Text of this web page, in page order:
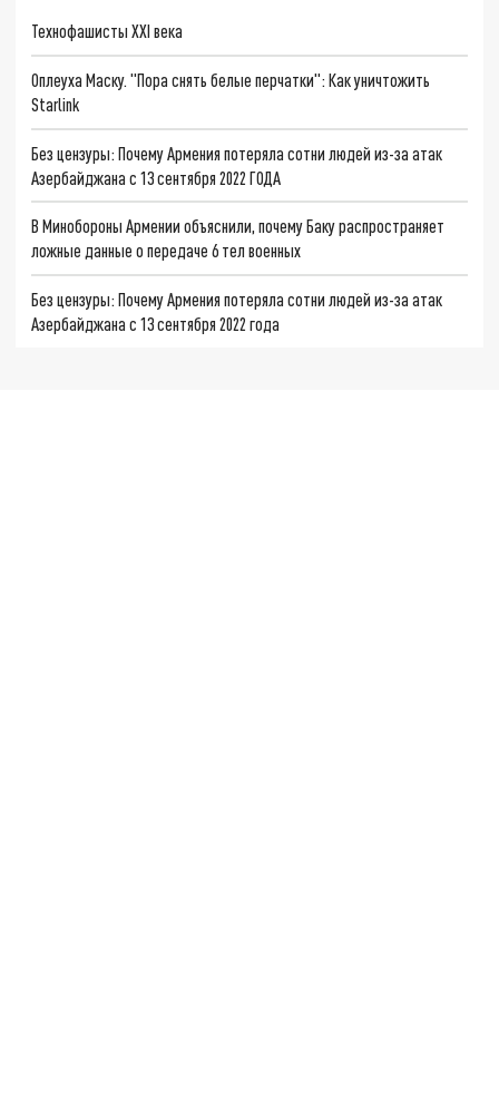
Технофашисты XXI века
Оплеуха Маску. "Пора снять белые перчатки": Как уничтожить
Starlink
Без цензуры: Почему Армения потеряла сотни людей из-за атак
Азербайджана с 13 сентября 2022 ГОДА
В Минобороны Армении объяснили, почему Баку распространяет
ложные данные о передаче 6 тел военных
Без цензуры: Почему Армения потеряла сотни людей из-за атак
Азербайджана с 13 сентября 2022 года